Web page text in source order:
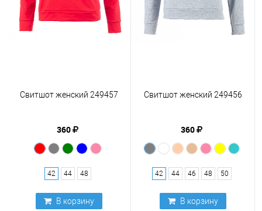
Свитшот женский 249457
360
42 44 48
В корзину
Свитшот женский 249456
360
42 44 46 48 50
В корзину